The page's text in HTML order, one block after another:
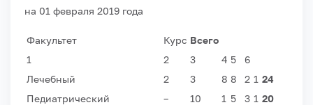
на 01 февраля 2019 года
Факультет Курс Всего
1
2 3 4 5
6
Лечебный
2 3 8 8 2 1 24
Педиатрический
– 10 1 5 3 1 20